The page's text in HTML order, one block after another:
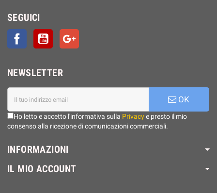
SEGUICI
FacebookYouTube
NEWSLETTER
OK
Ho letto e accetto l'informativa sulla Privacye presto il mio
consenso alla ricezione di comunicazioni commerciali.
INFORMAZIONI
IL MIO ACCOUNT